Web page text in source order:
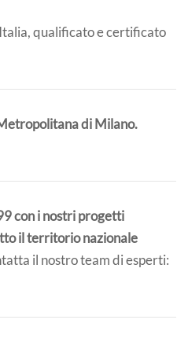
qualificato e certificato
di Milano.
con i nostri progetti
il territorio nazionale
il nostro team di esperti: